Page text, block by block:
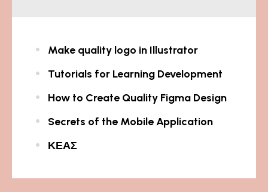
Make quality logo in Illustrator
Tutorials for Learning Development
How to Create Quality Figma Design
Secrets of the Mobile Application
ΚΕΑΣ